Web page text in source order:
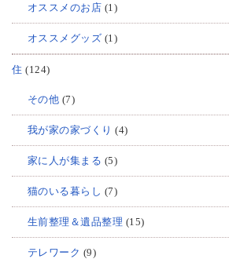
オススメのお店 (1)
オススメグッズ (1)
住 (124)
その他 (7)
我が家の家づくり (4)
家に人が集まる (5)
猫のいる暮らし (7)
生前整理＆遺品整理 (15)
テレワーク (9)